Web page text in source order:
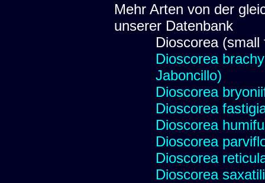
Mehr Arten von der
unserer Datenbank
Dioscorea
Dioscorea
Jaboncillo)
Dioscorea
Dioscorea
Dioscorea
Dioscorea
Dioscorea
Dioscorea